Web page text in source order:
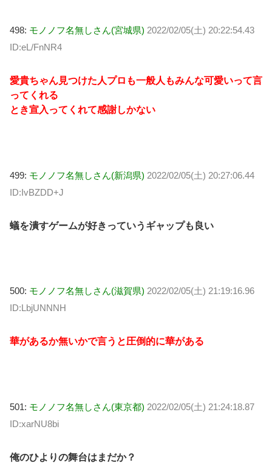
498: モノノフ名無しさん(宮城県) 2022/02/05(土) 20:22:54.43
ID:eL/FnNR4
愛貴ちゃん見つけた人プロも一般人もみんな可愛いって言
ってくれる
とき宣入ってくれて感謝しかない
499: モノノフ名無しさん(新潟県) 2022/02/05(土) 20:27:06.44
ID:IvBZDD+J
蟻を潰すゲームが好きっていうギャップも良い
500: モノノフ名無しさん(滋賀県) 2022/02/05(土) 21:19:16.96
ID:LbjUNNNH
華があるか無いかで言うと圧倒的に華がある
501: モノノフ名無しさん(東京都) 2022/02/05(土) 21:24:18.87
ID:xarNU8bi
俺のひよりの舞台はまだか？